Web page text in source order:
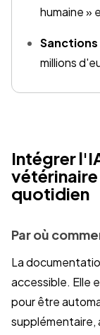
humaine »
Sanctions
millions
Intégrer
vétérinaire
quotidien
Par où
La
accessible. Elle
pour être